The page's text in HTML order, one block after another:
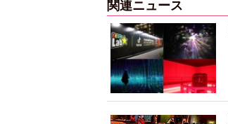
関連ニュース